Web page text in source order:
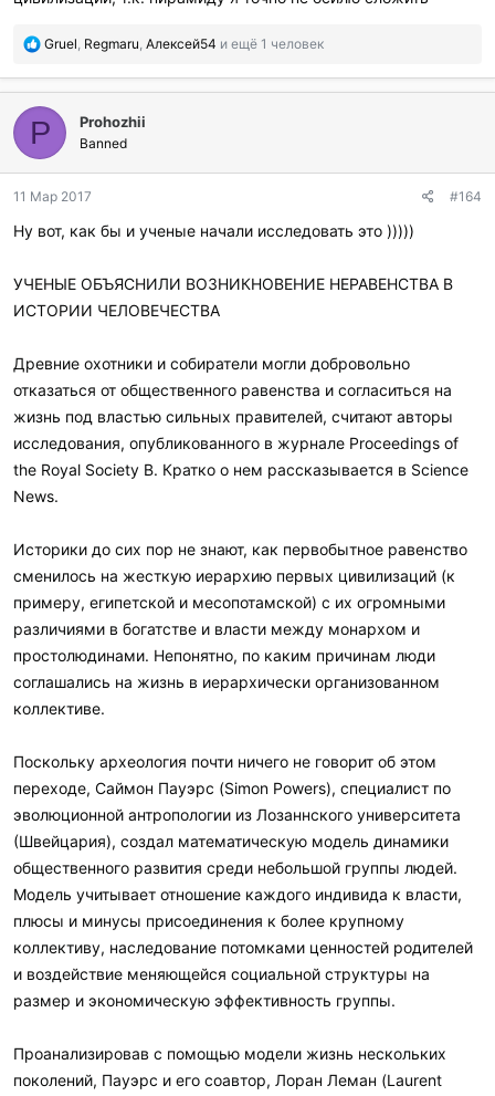
П
б
л
а
о
а
и
и
:
Gruel, Regmaru, Алексей54 и ещё 1 человек
P Prohozhii
Banned
11 Мар 2017 #164
Ну вот, как бы и ученые начали исследовать это )))))
УЧЕНЫЕ ОБЪЯСНИЛИ ВОЗНИКНОВЕНИЕ НЕРАВЕНСТВА В
ИСТОРИИ ЧЕЛОВЕЧЕСТВА
Древние охотники и собиратели могли добровольно
отказаться от общественного равенства и согласиться на
жизнь под властью сильных правителей, считают авторы
исследования, опубликованного в журнале Proceedings of
the Royal Society B. Кратко о нем рассказывается в Science
News.
Историки до сих пор не знают, как первобытное равенство
сменилось на жесткую иерархию первых цивилизаций (к
примеру, египетской и месопотамской) с их огромными
различиями в богатстве и власти между монархом и
простолюдинами. Непонятно, по каким причинам люди
соглашались на жизнь в иерархически организованном
коллективе.
Поскольку археология почти ничего не говорит об этом
переходе, Саймон Пауэрс (Simon Powers), специалист по
эволюционной антропологии из Лозаннского университета
(Швейцария), создал математическую модель динамики
общественного развития среди небольшой группы людей.
Модель учитывает отношение каждого индивида к власти,
плюсы и минусы присоединения к более крупному
коллективу, наследование потомками ценностей родителей
и воздействие меняющейся социальной структуры на
размер и экономическую эффективность группы.
Проанализировав с помощью модели жизнь нескольких
поколений, Пауэрс и его соавтор, Лоран Леман (Laurent